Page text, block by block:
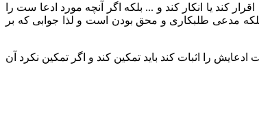
کند یا انکار کند و ... بلکه اگر آنچه مورد ادعا ست را
مدعی طلبکاری و محق بودن است و لذا جوابی که بر
را اثبات کند باید تمکین کند و اگر تمکین نکرد آن